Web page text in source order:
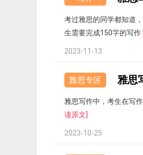
考过雅思的同学都知道
生需要完成150字的写作
2023-11-13
雅思专区 雅思
雅思写作中，考生在写
读原文]
2023-10-25